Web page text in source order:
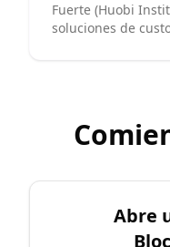
Fuerte (Huobi
soluciones de
Abre